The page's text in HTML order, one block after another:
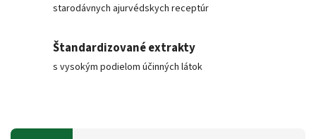
starodávnych ajurvédskych receptúr
Štandardizované extrakty
s vysokým podielom účinných látok